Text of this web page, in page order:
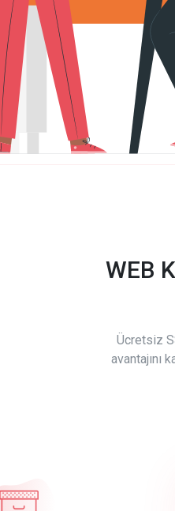
WEB
Ücretsiz
avantajını